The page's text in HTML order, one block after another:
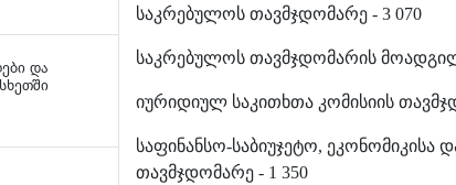
ᲓᲐ
საკრებულოს თავმჯდომარე - 3 070
საკრებულოს თავმჯდომარის
იურიდიულ საკითხთა კომისიის
საფინანსო-საბიუჯეტო, ეკონომიკისა
თავმჯდომარე - 1 350